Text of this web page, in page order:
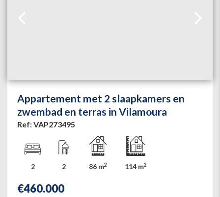
Appartement met 2 slaapkamers en
zwembad en terras in Vilamoura
Ref: VAP273495
2 2 86 m2 114 m2
€460.000